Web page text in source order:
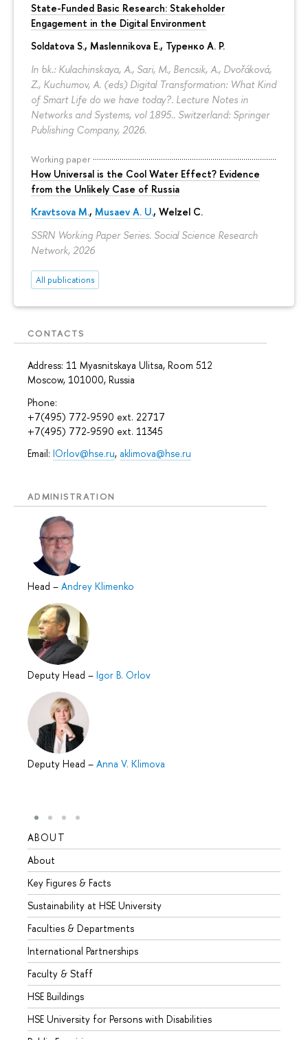
State-Funded Basic Research: Stakeholder
Engagement in the Digital Environment
Soldatova S., Maslennikova E., Туренко А. Р.
In bk.: Kulachinskaya, A., Sari, M., Bencsik, A., Dvořáková,
Z., Kuchumov, A. (eds) Digital Transformation: What Kind
of Smart Life do we have today?. Lecture Notes in
Networks and Systems, vol 1895.. Switzerland: Springer
Publishing Company, 2026.
Working paper
How Universal is the Cool Water Effect? Evidence
from the Unlikely Case of Russia
Kravtsova M., Musaev A. U., Welzel C.
SSRN Working Paper Series. Social Science Research
Network, 2026
All publications
CONTACTS
Address: 11 Myasnitskaya Ulitsa, Room 512
Moscow, 101000, Russia
Phone:
+7(495) 772-9590 ext. 22717
+7(495) 772-9590 ext. 11345
Email: IOrlov@hse.ru, aklimova@hse.ru
ADMINISTRATION
Head – Andrey Klimenko
Deputy Head – Igor B. Orlov
Deputy Head – Anna V. Klimova
ABOUT
About
Key Figures & Facts
Sustainability at HSE University
Faculties & Departments
International Partnerships
Faculty & Staff
HSE Buildings
HSE University for Persons with Disabilities